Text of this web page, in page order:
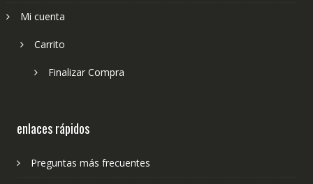
Mi cuenta
Carrito
Finalizar Compra
enlaces rápidos
Preguntas más frecuentes